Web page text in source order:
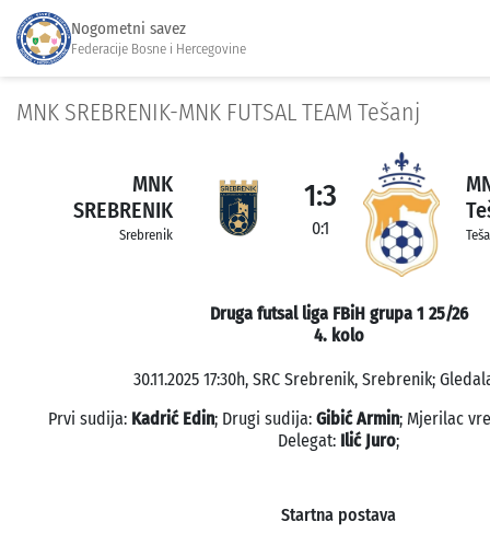
Nogometni savez
Federacije Bosne i Hercegovine
MNK SREBRENIK-MNK FUTSAL TEAM Tešanj
MNK
SREBRENIK
Srebrenik
1:3
0:1
Druga futsal liga FBiH grupa 1 25/26
4. kolo
30.11.2025 17:30h, SRC Srebrenik, Srebrenik;
Prvi sudija: Kadrić Edin; Drugi sudija: Gibić Armin; Mjerilac
Delegat: Ilić Juro;
Startna postava